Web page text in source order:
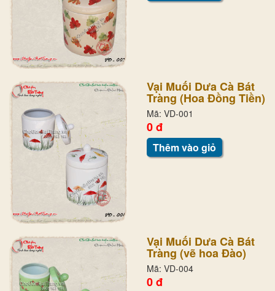
Vại Muối Dưa Cà Bát
Tràng (Hoa Đồng Tiền)
Mã: VD-001
0 đ
Thêm vào giỏ
Vại Muối Dưa Cà Bát
Tràng (vẽ hoa Đào)
Mã: VD-004
0 đ